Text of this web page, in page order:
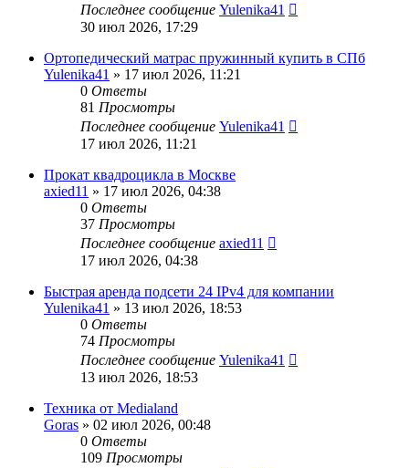
Последнее сообщение Yulenika41
30 июл 2026, 17:29
Ортопедический матрас пружинный купить в СПб
Yulenika41 » 17 июл 2026, 11:21
0 Ответы
81 Просмотры
Последнее сообщение Yulenika41
17 июл 2026, 11:21
Прокат квадроцикла в Москве
axied11 » 17 июл 2026, 04:38
0 Ответы
37 Просмотры
Последнее сообщение axied11
17 июл 2026, 04:38
Быстрая аренда подсети 24 IPv4 для компании
Yulenika41 » 13 июл 2026, 18:53
0 Ответы
74 Просмотры
Последнее сообщение Yulenika41
13 июл 2026, 18:53
Техника от Medialand
Goras » 02 июл 2026, 00:48
0 Ответы
109 Просмотры